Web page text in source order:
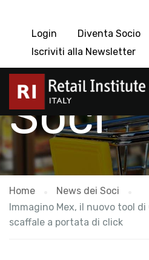
Login
Diventa Socio
Iscriviti alla Newsletter
News
Soci
Home
News dei Soci
Immagino Mex, il nuovo tool di
scaffale a portata di click